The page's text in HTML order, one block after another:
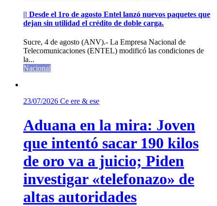
|| Desde el 1ro de agosto Entel lanzó nuevos paquetes que
dejan sin utilidad el crédito de doble carga.
Sucre, 4 de agosto (ANV).- La Empresa Nacional de
Telecomunicaciones (ENTEL) modificó las condiciones de
la...
Nacional
23/07/2026 Ce ere & ese
Aduana en la mira: Joven
que intentó sacar 190 kilos
de oro va a juicio; Piden
investigar «telefonazo» de
altas autoridades